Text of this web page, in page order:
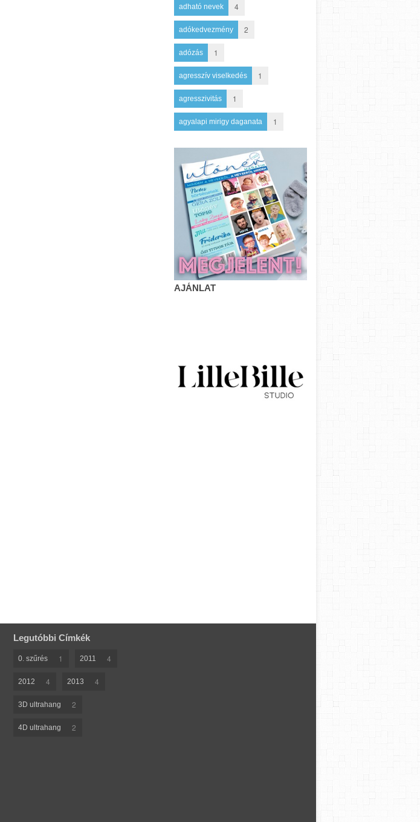
adható nevek 4
adókedvezmény 2
adózás 1
agresszív viselkedés 1
agresszivitás 1
agyalapi mirigy daganata 1
AJÁNLAT
Legutóbbi Címkék
0. szűrés 1 2011 4
2012 4 2013 4
3D ultrahang 2
4D ultrahang 2